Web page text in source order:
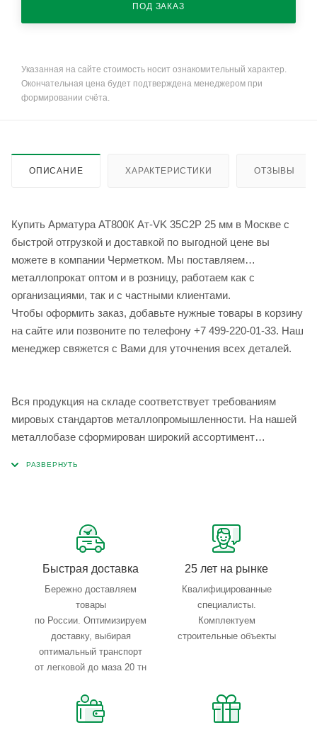
ПОД ЗАКАЗ
Указанная на сайте стоимость носит ознакомительный характер.
Окончательная цена будет подтверждена менеджером при
формировании счёта.
ОПИСАНИЕ ХАРАКТЕРИСТИКИ ОТЗЫВЫ
Купить Арматура АТ800К Ат-VK 35С2Р 25 мм в Москве с
быстрой отгрузкой и доставкой по выгодной цене вы
можете в компании Черметком. Мы поставляем
металлопрокат оптом и в розницу, работаем как с
организациями, так и с частными клиентами.
Чтобы оформить заказ, добавьте нужные товары в корзину
на сайте или позвоните по телефону +7 499-220-01-33. Наш
менеджер свяжется с Вами для уточнения всех деталей.
Вся продукция на складе соответствует требованиям
мировых стандартов металлопромышленности. На нашей
металлобазе сформирован широкий ассортимент
Быстрая доставка
Бережно доставляем
товары
по России. Оптимизируем
доставку, выбирая
оптимальный транспорт
от легковой до маза 20 тн
25 лет на рынке
Квалифицированные
специалисты.
Комплектуем
строительные объекты